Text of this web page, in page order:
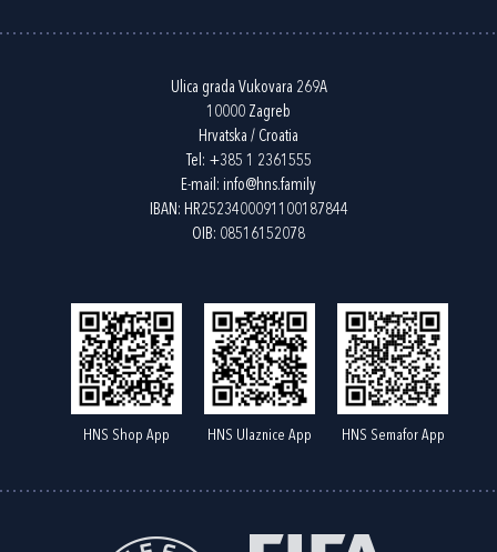
Ulica grada Vukovara 269A
10000 Zagreb
Hrvatska / Croatia
Tel: +385 1 2361555
E-mail: info@hns.family
IBAN: HR2523400091100187844
OIB: 08516152078
HNS Shop App HNS Ulaznice App HNS Semafor App